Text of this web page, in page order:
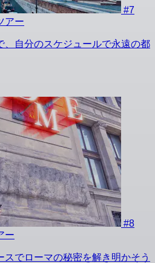
#7
アー
、自分のスケジュールで永遠の都
#8
ー
でローマの秘密を解き明かそう